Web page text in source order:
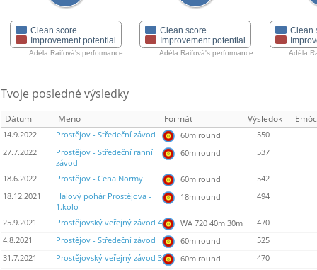
Clean score
Improvement potential
Adéla Raifová's performance
Clean score
Improvement potential
Adéla Raifová's performance
Clean
Adéla
Tvoje posledné výsledky
Dátum Meno Formát Výsledok
14.9.2022 Prostějov - Středeční závod 60m round
550
27.7.2022
Prostějov - Středeční ranní
závod
60m round 537
18.6.2022 Prostějov - Cena Normy 60m round
542
18.12.2021
Halový pohár Prostějova -
1.kolo
18m round 494
25.9.2021 Prostějovský veřejný závod 4 WA 720 40m 30m
470
4.8.2021
Prostějov - Středeční závod 60m round
525
31.7.2021
Prostějovský veřejný závod 3 60m round
470